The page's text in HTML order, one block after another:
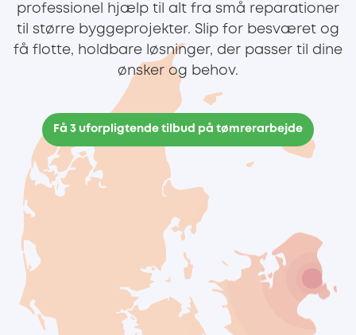
professionel hjælp til alt fra små reparationer
til større byggeprojekter. Slip for besværet og
få flotte, holdbare løsninger, der passer til dine
ønsker og behov.
Få 3 uforpligtende tilbud på tømrerarbejde